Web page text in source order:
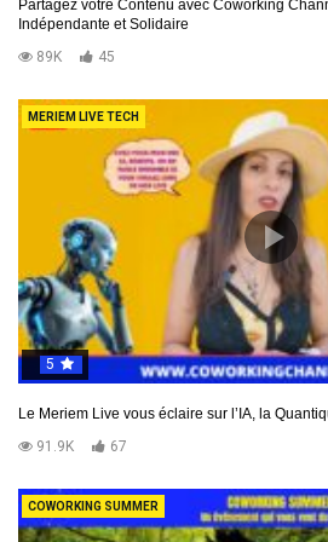
Partagez votre Contenu avec Coworking
Indépendante et Solidaire
89K
45
MERIEM LIVE TECH
5
Le Meriem Live vous éclaire sur l’IA, la
91.9K
67
COWORKING SUMMER